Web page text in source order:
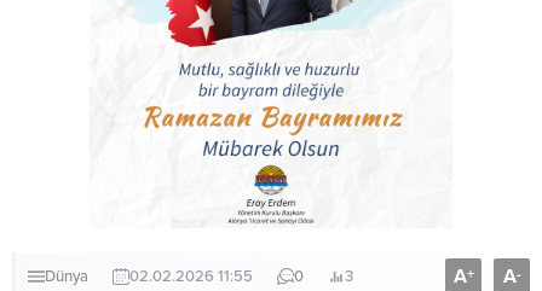
Dünya 02.02.2026 11:55 0 3 A+ A-